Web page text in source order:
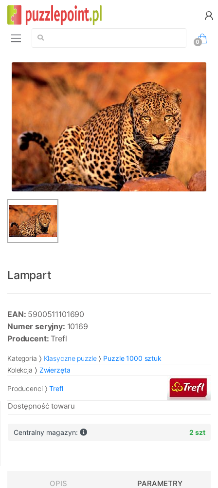
Szukaj:
0
Lampart
EAN: 5900511101690
Numer seryjny: 10169
Producent: Trefl
Kategoria Klasyczne puzzle
Puzzle 1000 sztuk
Kolekcja
Zwierzęta
Producenci Trefl
Dostępność towaru
Centralny magazyn: 2 szt
OPIS PARAMETRY